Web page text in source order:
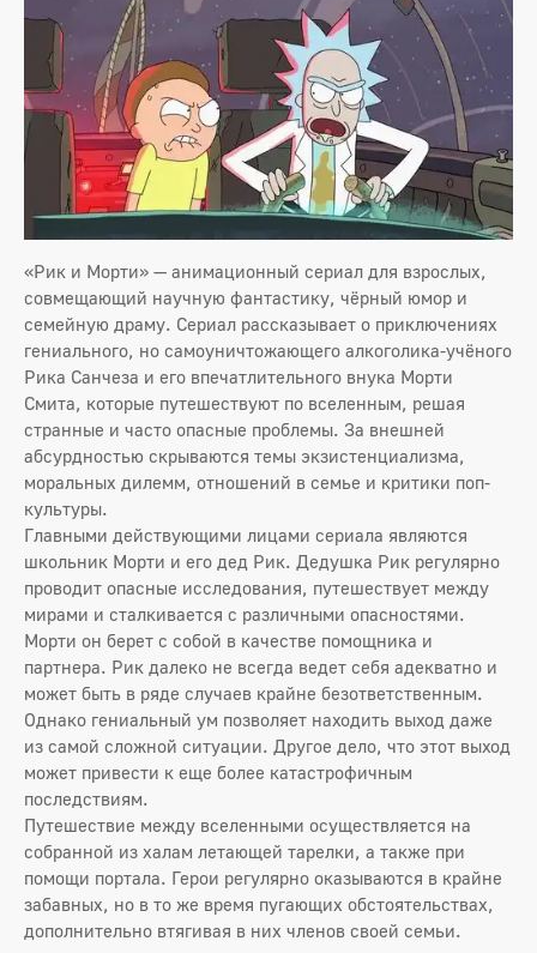
«Рик и Морти» — анимационный сериал для взрослых,
совмещающий научную фантастику, чёрный юмор и
семейную драму. Сериал рассказывает о приключениях
гениального, но самоуничтожающего алкоголика-учёного
Рика Санчеза и его впечатлительного внука Морти
Смита, которые путешествуют по вселенным, решая
странные и часто опасные проблемы. За внешней
абсурдностью скрываются темы экзистенциализма,
моральных дилемм, отношений в семье и критики поп-
культуры.
Главными действующими лицами сериала являются
школьник Морти и его дед Рик. Дедушка Рик регулярно
проводит опасные исследования, путешествует между
мирами и сталкивается с различными опасностями.
Морти он берет с собой в качестве помощника и
партнера. Рик далеко не всегда ведет себя адекватно и
может быть в ряде случаев крайне безответственным.
Однако гениальный ум позволяет находить выход даже
из самой сложной ситуации. Другое дело, что этот выход
может привести к еще более катастрофичным
последствиям.
Путешествие между вселенными осуществляется на
собранной из халам летающей тарелки, а также при
помощи портала. Герои регулярно оказываются в крайне
забавных, но в то же время пугающих обстоятельствах,
дополнительно втягивая в них членов своей семьи.